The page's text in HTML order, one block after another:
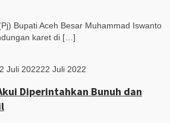
Bupati Aceh Besar Muhammad Iswanto
karet di […]
Juli 202222 Juli 2022
Diperintahkan Bunuh dan